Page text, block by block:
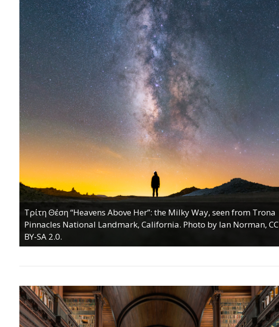
Τρίτη Θέση “Heavens Above Her”: the Milky Way, seen from Trona
Pinnacles National Landmark, California. Photo by Ian Norman, CC
BY-SA 2.0.